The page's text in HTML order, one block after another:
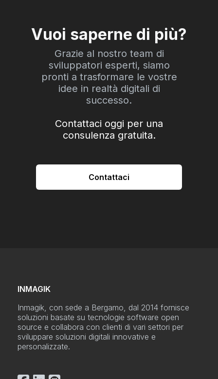
Vuoi saperne di più?
Grazie al nostro team di
sviluppatori esperti, siamo
pronti a trasformare le vostre
idee in realtà digitali di
successo.
Contattaci oggi per una
consulenza gratuita.
Contattaci
INMAGIK
Inmagik, con sede a Bergamo, dal 2014 fornisce
soluzioni basate su tecnologie software open
source e collabora con clienti di vari settori per
sviluppare soluzioni digitali innovative e
personalizzate.